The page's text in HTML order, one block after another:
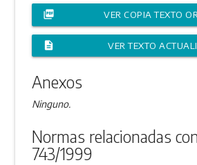
picture_as_pdf VER COPIA TEXTO
description VER TEXTO
Anexos
Ninguno.
Normas relacionadas
743/1999